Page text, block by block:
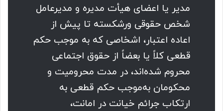
مدیر یا اعضای هیأت مدیره و مدیرعامل
شخص حقوقی ورشکسته تا پیش از
اعاده اعتبار، اشخاصی که به موجب حکم
قطعی کلاً یا بعضاً از حقوق اجتماعی
محروم شده‌اند، در مدت محرومیت و
محکومان به‌موجب حکم قطعی به
ارتکاب جرائم خیانت در امانت،